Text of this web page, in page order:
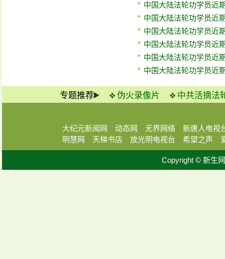
中国大陆法轮功学员近
中国大陆法轮功学员近
中国大陆法轮功学员近
中国大陆法轮功学员近
中国大陆法轮功学员近
中国大陆法轮功学员近
专题推荐 伪火录像片 中共活摘法
大纪元新闻网 动态网 无界网络
新唐人电视
明慧网
天梯书店 放光明电视台 希望之声
Copyright © 新生